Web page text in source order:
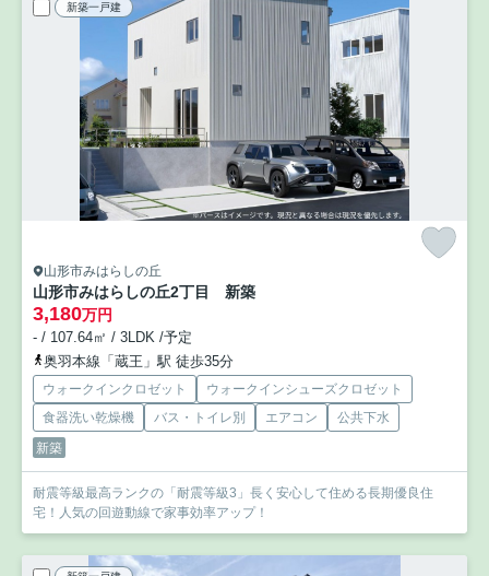
新築一戸建
山形市みはらしの丘
山形市みはらしの丘2丁目 新築
3,180万円
- / 107.64㎡ / 3LDK /予定
奥羽本線「蔵王」駅 徒歩35分
ウォークインクロゼット
ウォークインシューズクロゼット
食器洗い乾燥機
バス・トイレ別 エアコン
公共下水
新築
耐震等級最高ランクの「耐震等級3」長く安心して住める長期優良住
宅！人気の回遊動線で家事効率アップ！